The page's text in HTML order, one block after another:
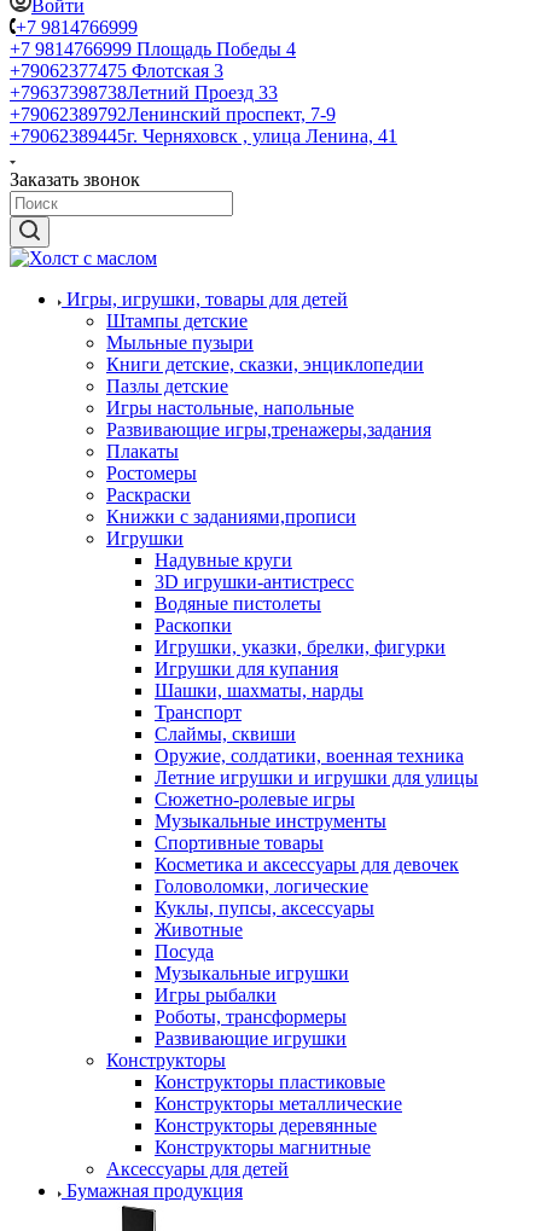
Войти
+7 9814766999
+7 9814766999 Площадь Победы 4
+79062377475 Флотская 3
+79637398738Летний Проезд 33
+79062389792Ленинский проспект, 7-9
+79062389445г. Черняховск , улица Ленина, 41
Заказать звонок
Игры, игрушки, товары для детей
Штампы детские
Мыльные пузыри
Книги детские, сказки, энциклопедии
Пазлы детские
Игры настольные, напольные
Развивающие игры,тренажеры,задания
Плакаты
Ростомеры
Раскраски
Книжки с заданиями,прописи
Игрушки
Надувные круги
3D игрушки-антистресс
Водяные пистолеты
Раскопки
Игрушки, указки, брелки, фигурки
Игрушки для купания
Шашки, шахматы, нарды
Транспорт
Слаймы, сквиши
Оружие, солдатики, военная техника
Летние игрушки и игрушки для улицы
Сюжетно-ролевые игры
Музыкальные инструменты
Спортивные товары
Косметика и аксессуары для девочек
Головоломки, логические
Куклы, пупсы, аксессуары
Животные
Посуда
Музыкальные игрушки
Игры рыбалки
Роботы, трансформеры
Развивающие игрушки
Конструкторы
Конструкторы пластиковые
Конструкторы металлические
Конструкторы деревянные
Конструкторы магнитные
Аксессуары для детей
Бумажная продукция